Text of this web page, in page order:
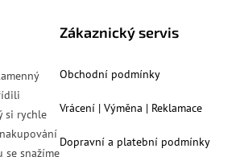
si rychle
se snažíme
Zákaznický servis
Obchodní podmínky
Vrácení | Výměna | Reklamace
Dopravní a platební podmínky